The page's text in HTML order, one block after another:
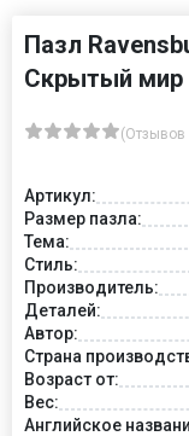
Пазл
Скрытый мир
(Отзывов
Артикул:
Размер пазла:
Тема:
Стиль:
Производитель:
Деталей:
Автор:
Страна
Возраст от:
Вес:
Английское